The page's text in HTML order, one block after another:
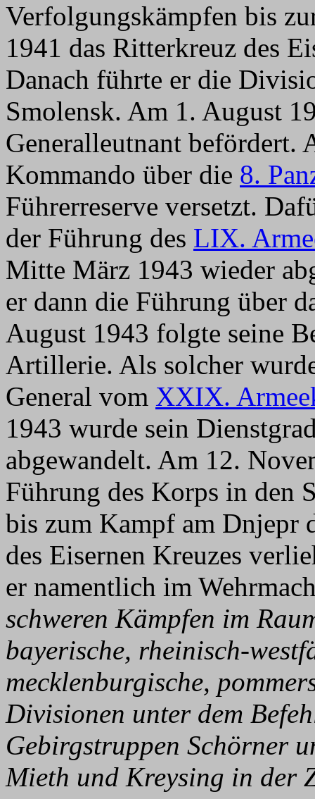
Verfolgungskämpfen bis
1941 das Ritterkreuz des
Danach führte er die
Smolensk. Am 1. August
Generalleutnant befördert.
Kommando über die 8.
Führerreserve versetzt.
der Führung des LIX.
Mitte März 1943 wieder
er dann die Führung über
August 1943 folgte seine
Artillerie. Als solcher
General vom XXIX.
1943 wurde sein
abgewandelt. Am 12.
Führung des Korps in den
bis zum Kampf am Dnjepr
des Eisernen Kreuzes
er namentlich im
schweren Kämpfen im
bayerische, rheinisch-
mecklenburgische,
Divisionen unter dem
Gebirgstruppen Schörner
Mieth und Kreysing in der